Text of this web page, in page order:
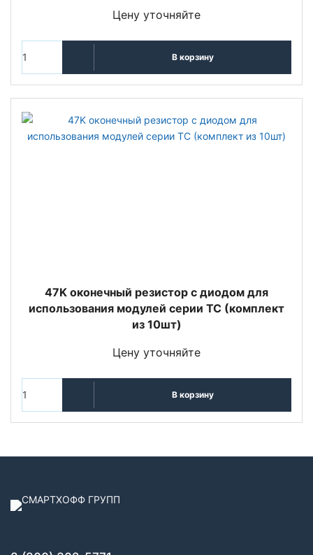
Цену уточняйте
В корзину
47K оконечный резистор c диодом для
использования модулей серии TC (комплект
из 10шт)
Цену уточняйте
В корзину